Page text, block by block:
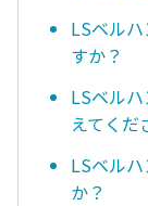
LSベル
すか？
LSベル
えてくだ
LSベル
か？